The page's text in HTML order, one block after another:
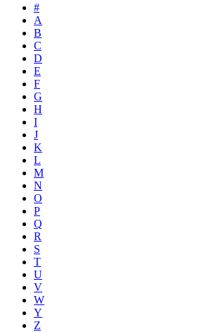
#
A
B
C
D
E
F
G
H
I
J
K
L
M
N
O
P
Q
R
S
T
U
V
W
Y
Z